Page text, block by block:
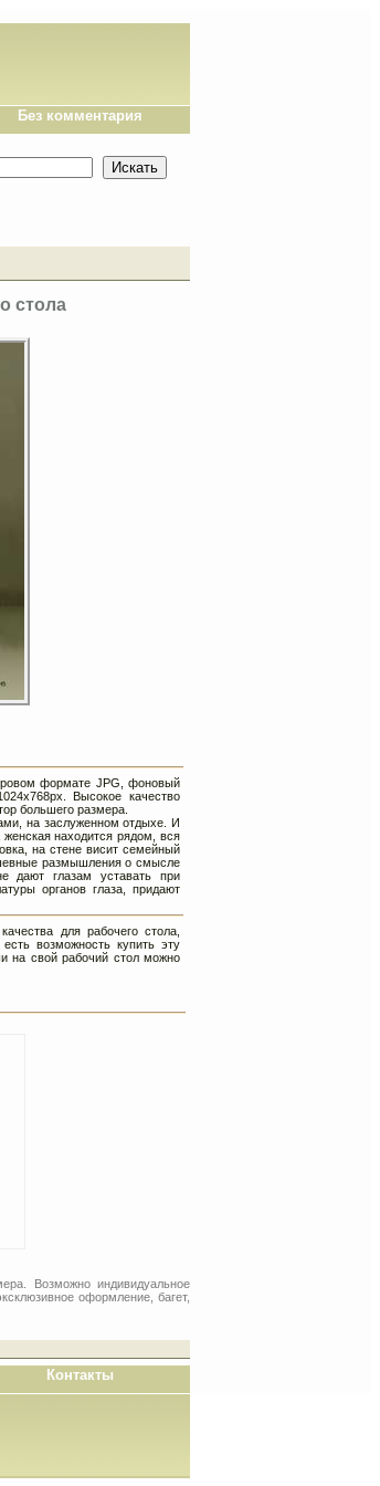
Без комментария
стола
формате JPG, фоновый
Высокое качество
большего размера.
на заслуженном отдыхе. И
находится рядом, вся
на стене висит семейный
размышления о смысле
дают глазам уставать при
органов глаза, придают
для рабочего стола,
возможность купить эту
на свой рабочий стол можно
Возможно индивидуальное
оформление, багет,
Контакты